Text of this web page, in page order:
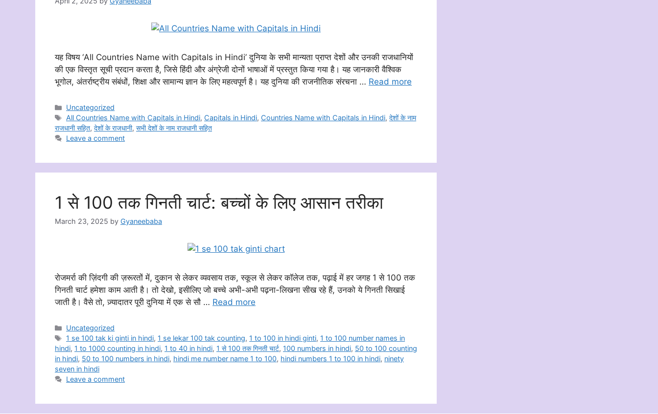
यह विषय ‘All Countries Name with Capitals in Hindi’ दुनिया के सभी मान्यता प्राप्त देशों और उनकी राजधानियों
की एक विस्तृत सूची प्रदान करता है, जिसे हिंदी और अंग्रेजी दोनों भाषाओं में प्रस्तुत किया गया है। यह जानकारी वैश्विक
भूगोल, अंतर्राष्ट्रीय संबंधों, शिक्षा और सामान्य ज्ञान के लिए महत्वपूर्ण है। यह दुनिया की राजनीतिक संरचना … Read more
Categories
Uncategorized
Tags
All Countries Name with Capitals in Hindi, Capitals in Hindi, Countries Name with Capitals in Hindi,देशों के नाम
राजधानी सहित, देशों के राजधानी, सभी देशों के नाम राजधानी सहित
Leave a comment
1 से 100 तक गिनती चार्ट: बच्चों के लिए आसान तरीका
March 23, 2025 by Gyaneebaba
रोजमर्रा की ज़िंदगी की ज़रूरतों में, दुकान से लेकर व्यवसाय तक, स्कूल से लेकर कॉलेज तक, पढ़ाई में हर जगह 1 से 100 तक
गिनती चार्ट हमेशा काम आती है। तो देखो, इसीलिए जो बच्चे अभी-अभी पढ़ना-लिखना सीख रहे हैं, उनको ये गिनती सिखाई
जाती है। वैसे तो, ज़्यादातर पूरी दुनिया में एक से सौ … Read more
Categories
Uncategorized
Tags
1 se 100 tak ki ginti in hindi, 1 se lekar 100 tak counting, 1 to 100 in hindi ginti, 1 to 100 number names in
hindi, 1 to 1000 counting in hindi, 1 to 40 in hindi, 1 से 100 तक गिनती चार्ट, 100 numbers in hindi, 50 to 100 counting
in hindi, 50 to 100 numbers in hindi, hindi me number name 1 to 100, hindi numbers 1 to 100 in hindi, ninety
seven in hindi
Leave a comment